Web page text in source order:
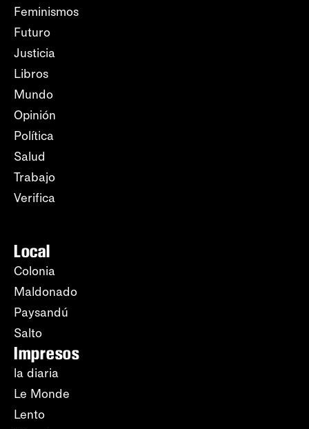
Feminismos
Futuro
Justicia
Libros
Mundo
Opinión
Política
Salud
Trabajo
Verifica
Local
Colonia
Maldonado
Paysandú
Salto
Impresos
la diaria
Le Monde
Lento